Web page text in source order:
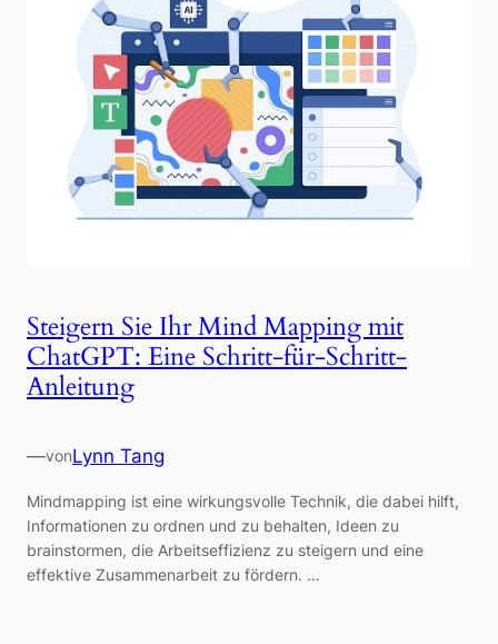
Steigern Sie Ihr Mind Mapping mit
ChatGPT: Eine Schritt-für-Schritt-
Anleitung
—vonLynn Tang
Mindmapping ist eine wirkungsvolle Technik, die dabei hilft,
Informationen zu ordnen und zu behalten, Ideen zu
brainstormen, die Arbeitseffizienz zu steigern und eine
effektive Zusammenarbeit zu fördern. …